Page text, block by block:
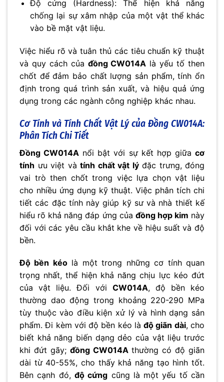
Độ cứng (Hardness): Thể hiện khả năng
chống lại sự xâm nhập của một vật thể khác
vào bề mặt vật liệu.
Việc hiểu rõ và tuân thủ các tiêu chuẩn kỹ thuật
và quy cách của đồng CW014A là yếu tố then
chốt để đảm bảo chất lượng sản phẩm, tính ổn
định trong quá trình sản xuất, và hiệu quả ứng
dụng trong các ngành công nghiệp khác nhau.
Cơ Tính và Tính Chất Vật Lý của Đồng CW014A:
Phân Tích Chi Tiết
Đồng CW014A nổi bật với sự kết hợp giữacơ
tính ưu việt và tính chất vật lýđặc trưng, đóng
vai trò then chốt trong việc lựa chọn vật liệu
cho nhiều ứng dụng kỹ thuật. Việc phân tích chi
tiết các đặc tính này giúp kỹ sư và nhà thiết kế
hiểu rõ khả năng đáp ứng của đồng hợp kim này
đối với các yêu cầu khắt khe về hiệu suất và độ
bền.
Độ bền kéolà một trong những cơ tính quan
trọng nhất, thể hiện khả năng chịu lực kéo đứt
của vật liệu. Đối với CW014A, độ bền kéo
thường dao động trong khoảng 220-290 MPa
tùy thuộc vào điều kiện xử lý và hình dạng sản
phẩm. Đi kèm với độ bền kéo làđộ giãn dài, cho
biết khả năng biến dạng dẻo của vật liệu trước
khi đứt gãy; đồng CW014Athường có độ giãn
dài từ 40-55%, cho thấy khả năng tạo hình tốt.
Bên cạnh đó, độ cứng cũng là một yếu tố cần